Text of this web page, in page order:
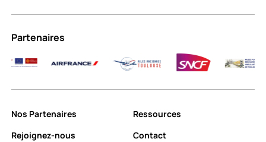
Partenaires
Nos Partenaires
Ressources
Rejoignez-nous
Contact